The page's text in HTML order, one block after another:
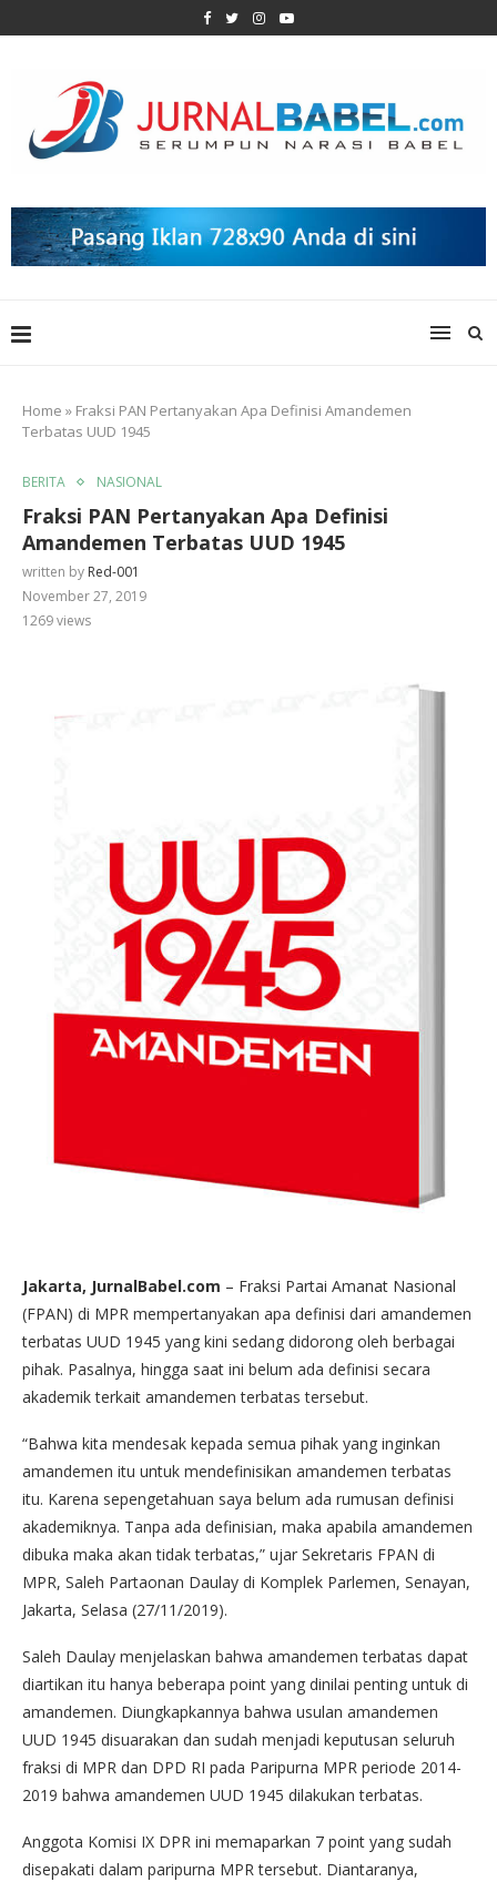
Home » Fraksi PAN Pertanyakan Apa Definisi Amandemen
Terbatas UUD 1945
BERITA NASIONAL
Fraksi PAN Pertanyakan Apa Definisi
Amandemen Terbatas UUD 1945
written by Red-001
November 27, 2019
1269views
Jakarta, JurnalBabel.com – Fraksi Partai Amanat Nasional
(FPAN) di MPR mempertanyakan apa definisi dari amandemen
terbatas UUD 1945 yang kini sedang didorong oleh berbagai
pihak. Pasalnya, hingga saat ini belum ada definisi secara
akademik terkait amandemen terbatas tersebut.
“Bahwa kita mendesak kepada semua pihak yang inginkan
amandemen itu untuk mendefinisikan amandemen terbatas
itu. Karena sepengetahuan saya belum ada rumusan definisi
akademiknya. Tanpa ada definisian, maka apabila amandemen
dibuka maka akan tidak terbatas,” ujar Sekretaris FPAN di
MPR, Saleh Partaonan Daulay di Komplek Parlemen, Senayan,
Jakarta, Selasa (27/11/2019).
Saleh Daulay menjelaskan bahwa amandemen terbatas dapat
diartikan itu hanya beberapa point yang dinilai penting untuk di
amandemen. Diungkapkannya bahwa usulan amandemen
UUD 1945 disuarakan dan sudah menjadi keputusan seluruh
fraksi di MPR dan DPD RI pada Paripurna MPR periode 2014-
2019 bahwa amandemen UUD 1945 dilakukan terbatas.
Anggota Komisi IX DPR ini memaparkan 7 point yang sudah
disepakati dalam paripurna MPR tersebut. Diantaranya,